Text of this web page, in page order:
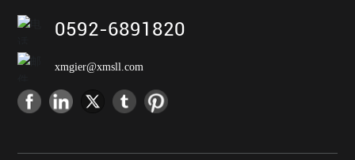
0592-6891820
xmgier@xmsll.com